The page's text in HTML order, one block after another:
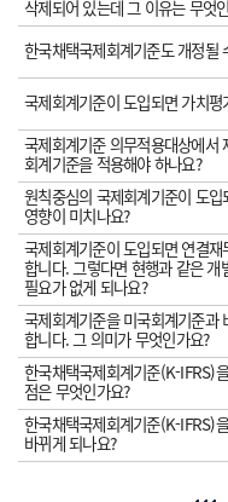
삭제되어 있는데 그 이유는 무엇
한국채택국제회계기준도 개정될
국제회계기준이 도입되면 가치평
국제회계기준 의무적용대상에서
회계기준을 적용해야 하나요?
원칙중심의 국제회계기준이 도
영향이 미치나요?
국제회계기준이 도입되면 연결
합니다. 그렇다면 현행과 같은 개
필요가 없게 되나요?
국제회계기준을 미국회계기준과
합니다. 그 의미가 무엇인가요?
한국채택국제회계기준(K-IFRS)
점은 무엇인가요?
한국채택국제회계기준(K-IFRS)
바뀌게 되나요?